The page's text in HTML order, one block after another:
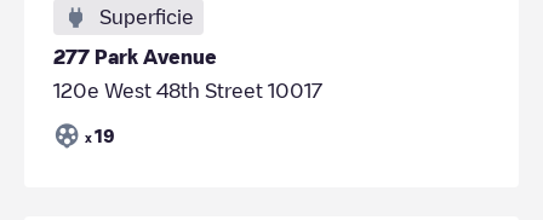
Superficie
277 Park Avenue
120e West 48th Street 10017
x 19